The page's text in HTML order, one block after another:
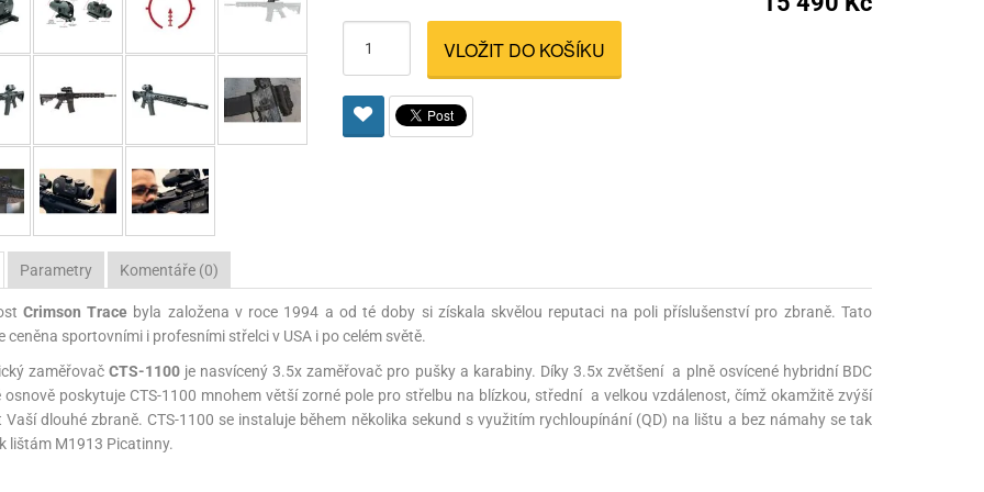
na ZP
Pro lištu weaver a picatinny
Adaptéry
Pro lištu 15 - 17 mm
Náboje na ZP Pistolové a revolverové náboje
Puškové náboje
Brokové náboje
Malorážkové náboje
Ochranné prostředky
Rowan Engineering
Bipody, stolice a vaky
Pro perkusní zbraně
Ostatní Svítilny
VLOŽIT DO KOŠÍKU
Parametry Komentáře (0)
Crimson Trace byla založena v roce 1994 a od té doby si získala skvělou reputaci na poli příslušenství pro zbraně. Tato
ceněna sportovními i profesními střelci v USA i po celém světě.
zaměřovač CTS-1100je nasvícený 3.5x zaměřovač pro pušky a karabiny. Díky 3.5x zvětšení a plně osvícené hybridní BDC
osnově poskytuje CTS-1100 mnohem větší zorné pole pro střelbu na blízkou, střední a velkou vzdálenost, čímž okamžitě zvýší
Vaší dlouhé zbraně. CTS-1100 se instaluje během několika sekund s využitím rychloupínání (QD) na lištu a bez námahy se tak
lištám M1913 Picatinny.